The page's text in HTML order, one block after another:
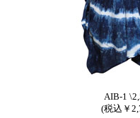
AIB-1
(税込￥